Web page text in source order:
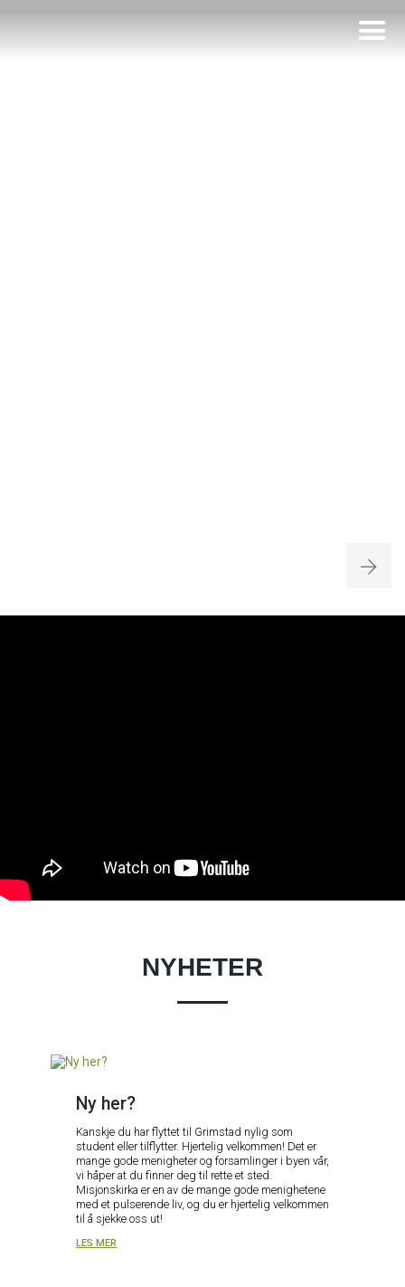
NYHETER
Ny her?
Kanskje du har flyttet til Grimstad nylig som
student eller tilflytter. Hjertelig velkommen! Det er
mange gode menigheter og forsamlinger i byen vår,
vi håper at du finner deg til rette et sted.
Misjonskirka er en av de mange gode menighetene
med et pulserende liv, og du er hjertelig velkommen
til å sjekke oss ut!
LES MER